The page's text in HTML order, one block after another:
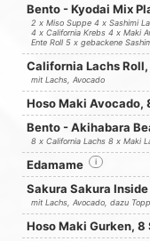
Bento - Kyodai Mix
2 x Miso Suppe 4 x Sashimi
4 x California Krebs 4 x Maki
Ente Roll 5 x gebackene
California Lachs
mit Lachs, Avocado
Hoso Maki Avocado,
Bento - Akihabara
8 x California Lachs 8 x Maki
Edamame i
Sakura Sakura
mit Lachs, Avocado, dazu
Hoso Maki Gurken, 8